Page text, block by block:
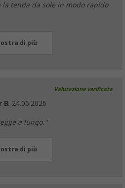
tenda da sole in modo rapido
di più
Valutazione verificata
B. 24.06.2026
a lungo."
di più